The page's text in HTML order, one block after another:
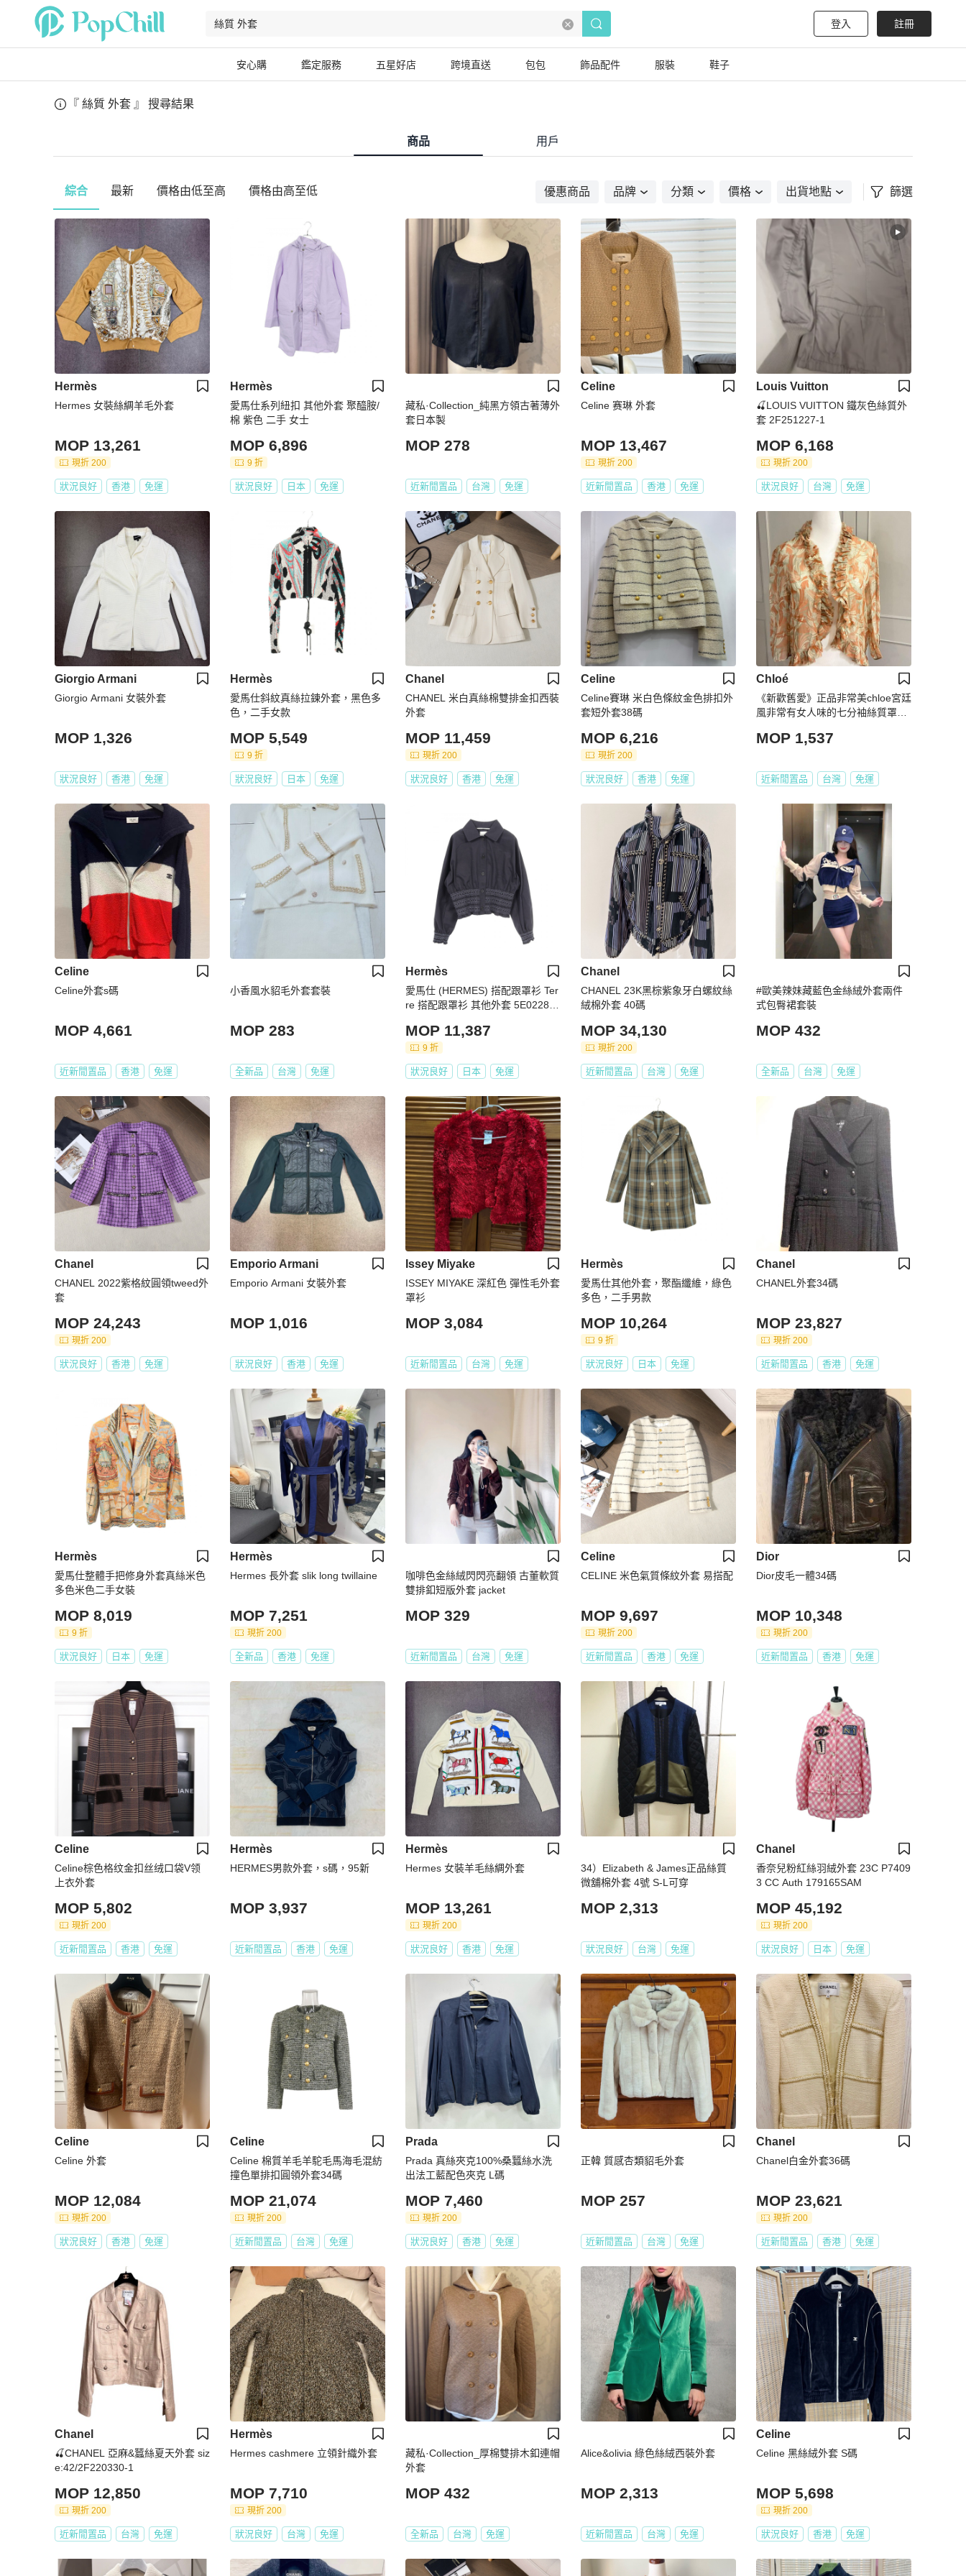
登入 註冊
安心購 鑑定服務 五星好店 跨境直送 包包 飾品配件 服裝 鞋子
『 絲質 外套 』 搜尋結果
商品 用戶
綜合 最新 價格由低至高 價格由高至低 優惠商品 品牌 分類 價格 出貨地點 篩選
Hermès
Hermes 女裝絲綢羊毛外套
MOP 13,261
現折 200
狀況良好 香港 免運
Hermès
愛馬仕系列紐扣 其他外套 聚醯胺/
棉 紫色 二手 女士
MOP 6,896
9 折
狀況良好 日本 免運
藏私·Collection_純黑方領古著薄外
套日本製
MOP 278
近新閒置品 台灣 免運
Celine
Celine 赛琳 外套
MOP 13,467
現折 200
近新閒置品 香港 免運
Louis Vuitton
🍒LOUIS VUITTON 鐵灰色絲質外
套 2F251227-1
MOP 6,168
現折 200
狀況良好 台灣 免運
Giorgio Armani
Giorgio Armani 女裝外套
MOP 1,326
狀況良好 香港 免運
Hermès
愛馬仕斜紋真絲拉鍊外套，黑色多
色，二手女款
MOP 5,549
9 折
狀況良好 日本 免運
Chanel
CHANEL 米白真絲棉雙排金扣西裝
外套
MOP 11,459
現折 200
狀況良好 香港 免運
Celine
Celine賽琳 米白色條紋金色排扣外
套短外套38碼
MOP 6,216
現折 200
狀況良好 香港 免運
Chloé
《新歡舊愛》正品非常美chloe宮廷
風非常有女人味的七分袖絲質罩衫
MOP 1,537
近新閒置品 台灣 免運
Celine
Celine外套s碼
MOP 4,661
近新閒置品 香港 免運
小香風水貂毛外套套裝
MOP 283
全新品 台灣 免運
Hermès
愛馬仕 (HERMES) 搭配跟罩衫 Ter
re 搭配跟罩衫 其他外套 5E0228D
MOP 11,387
9 折
狀況良好 日本 免運
Chanel
CHANEL 23K黑棕紫象牙白螺紋絲
絨棉外套 40碼
MOP 34,130
現折 200
近新閒置品 台灣 免運
#歐美辣妹藏藍色金絲絨外套兩件
式包臀裙套裝
MOP 432
全新品 台灣 免運
Chanel
CHANEL 2022紫格紋圓領tweed外
套
MOP 24,243
現折 200
狀況良好 香港 免運
Emporio Armani
Emporio Armani 女裝外套
MOP 1,016
狀況良好 香港 免運
Issey Miyake
ISSEY MIYAKE 深紅色 彈性毛外套
罩衫
MOP 3,084
近新閒置品 台灣 免運
Hermès
愛馬仕其他外套，聚酯纖維，綠色
多色，二手男款
MOP 10,264
9 折
狀況良好 日本 免運
Chanel
CHANEL外套34碼
MOP 23,827
現折 200
近新閒置品 香港 免運
Hermès
愛馬仕整體手把修身外套真絲米色
多色米色二手女裝
MOP 8,019
9 折
狀況良好 日本 免運
Hermès
Hermes 長外套 slik long twillaine
MOP 7,251
現折 200
全新品 香港 免運
咖啡色金絲絨閃閃亮翻領 古董軟質
雙排釦短版外套 jacket
MOP 329
近新閒置品 台灣 免運
Celine
CELINE 米色氣質條紋外套 易搭配
MOP 9,697
現折 200
近新閒置品 香港 免運
Dior
Dior皮毛一體34碼
MOP 10,348
現折 200
近新閒置品 香港 免運
Celine
Celine棕色格纹金扣丝绒口袋V领
上衣外套
MOP 5,802
現折 200
近新閒置品 香港 免運
Hermès
HERMES男款外套，s碼，95新
MOP 3,937
近新閒置品 香港 免運
Hermès
Hermes 女裝羊毛絲綢外套
MOP 13,261
現折 200
狀況良好 香港 免運
34）Elizabeth & James正品絲質
微舖棉外套 4號 S-L可穿
MOP 2,313
狀況良好 台灣 免運
Chanel
香奈兒粉紅絲羽絨外套 23C P7409
3 CC Auth 179165SAM
MOP 45,192
現折 200
狀況良好 日本 免運
Celine
Celine 外套
MOP 12,084
現折 200
狀況良好 香港 免運
Celine
Celine 棉質羊毛羊駝毛馬海毛混紡
撞色單排扣圓領外套34碼
MOP 21,074
現折 200
近新閒置品 台灣 免運
Prada
Prada 真絲夾克100%桑蠶絲水洗
出法工藍配色夾克 L碼
MOP 7,460
現折 200
狀況良好 香港 免運
正韓 質感杏類貂毛外套
MOP 257
近新閒置品 台灣 免運
Chanel
Chanel白金外套36碼
MOP 23,621
現折 200
近新閒置品 香港 免運
Chanel
🍒CHANEL 亞麻&蠶絲夏天外套 siz
e:42/2F220330-1
MOP 12,850
現折 200
近新閒置品 台灣 免運
Hermès
Hermes cashmere 立領針織外套
MOP 7,710
現折 200
狀況良好 台灣 免運
藏私·Collection_厚棉雙排木釦連帽
外套
MOP 432
全新品 台灣 免運
Alice&olivia 綠色絲絨西裝外套
MOP 2,313
近新閒置品 台灣 免運
Celine
Celine 黑絲絨外套 S碼
MOP 5,698
現折 200
狀況良好 香港 免運